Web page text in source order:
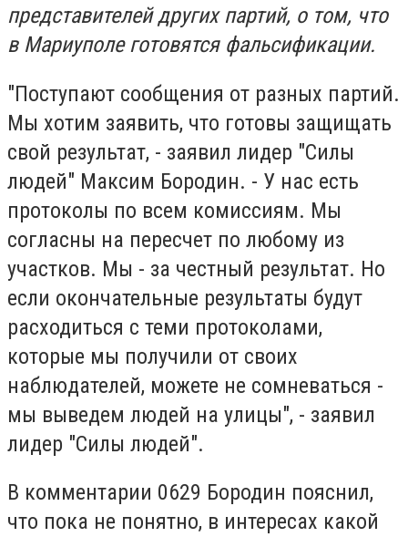
представителей других партий, о том, что
в Мариуполе готовятся фальсификации.
"Поступают сообщения от разных партий.
Мы хотим заявить, что готовы защищать
свой результат, - заявил лидер "Силы
людей" Максим Бородин. - У нас есть
протоколы по всем комиссиям. Мы
согласны на пересчет по любому из
участков. Мы - за честный результат. Но
если окончательные результаты будут
расходиться с теми протоколами,
которые мы получили от своих
наблюдателей, можете не сомневаться -
мы выведем людей на улицы", - заявил
лидер "Силы людей".
В комментарии 0629 Бородин пояснил,
что пока не понятно, в интересах какой